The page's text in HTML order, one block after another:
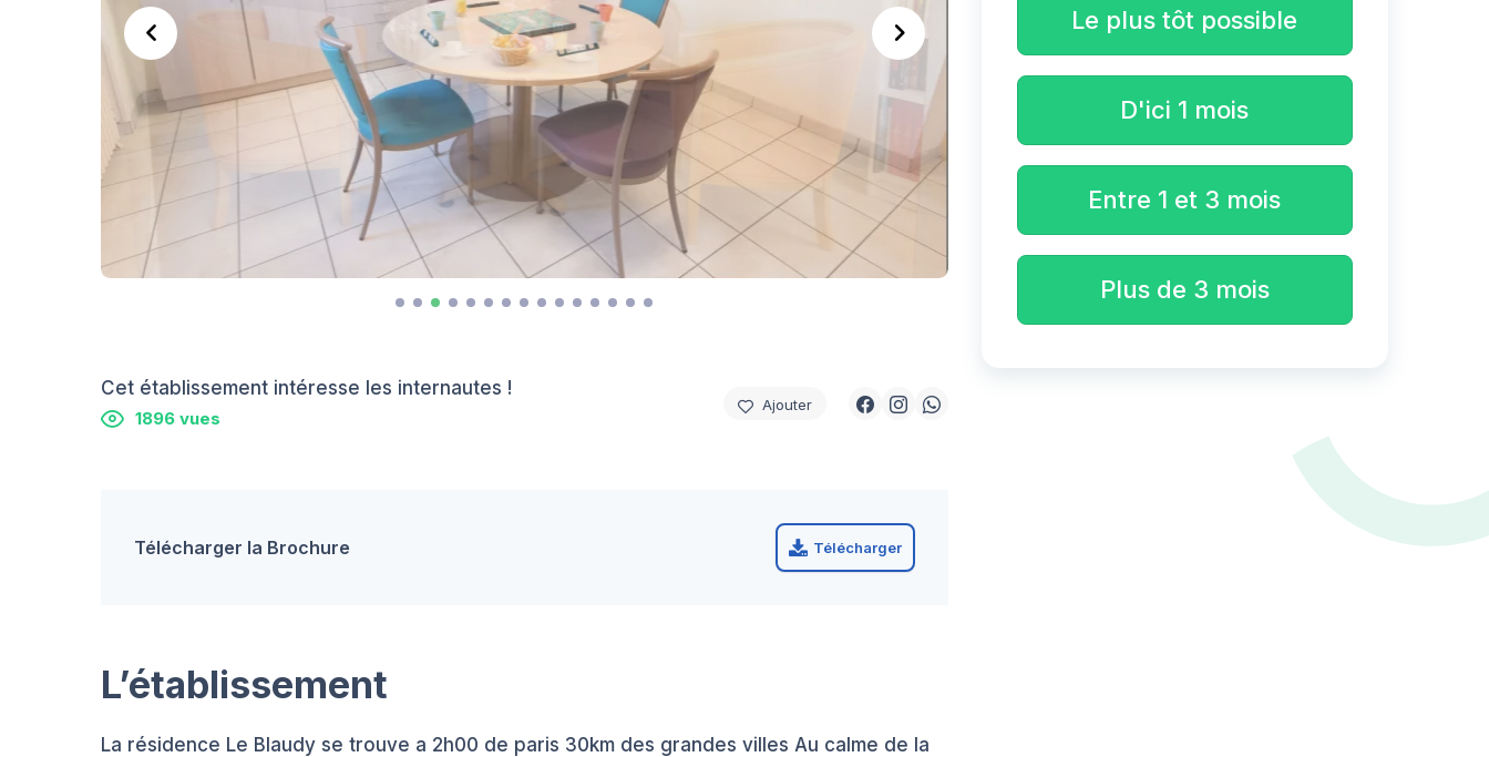
Cet établissement intéresse les internautes !
1896 vues
Ajouter
Télécharger la Brochure Télécharger
L’établissement
La résidence Le Blaudy se trouve a 2h00 de paris 30km des grandes villes Au calme de la
Le plus tôt possible
D'ici 1 mois
Entre 1 et 3 mois
Plus de 3 mois